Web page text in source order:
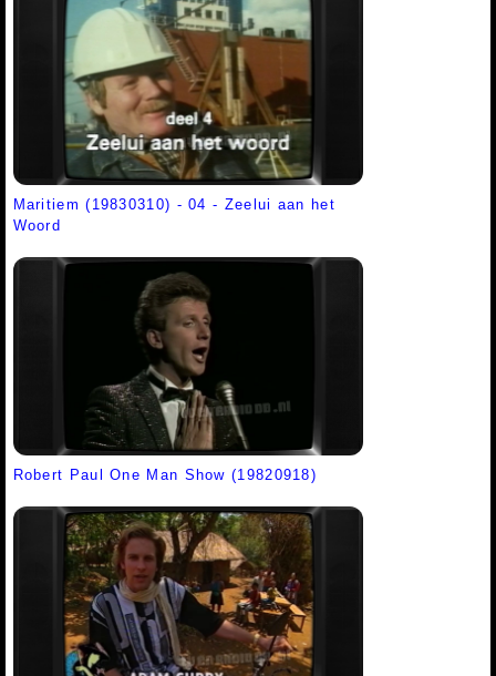
Maritiem (19830310) - 04 - Zeelui aan het
Woord
Robert Paul One Man Show (19820918)